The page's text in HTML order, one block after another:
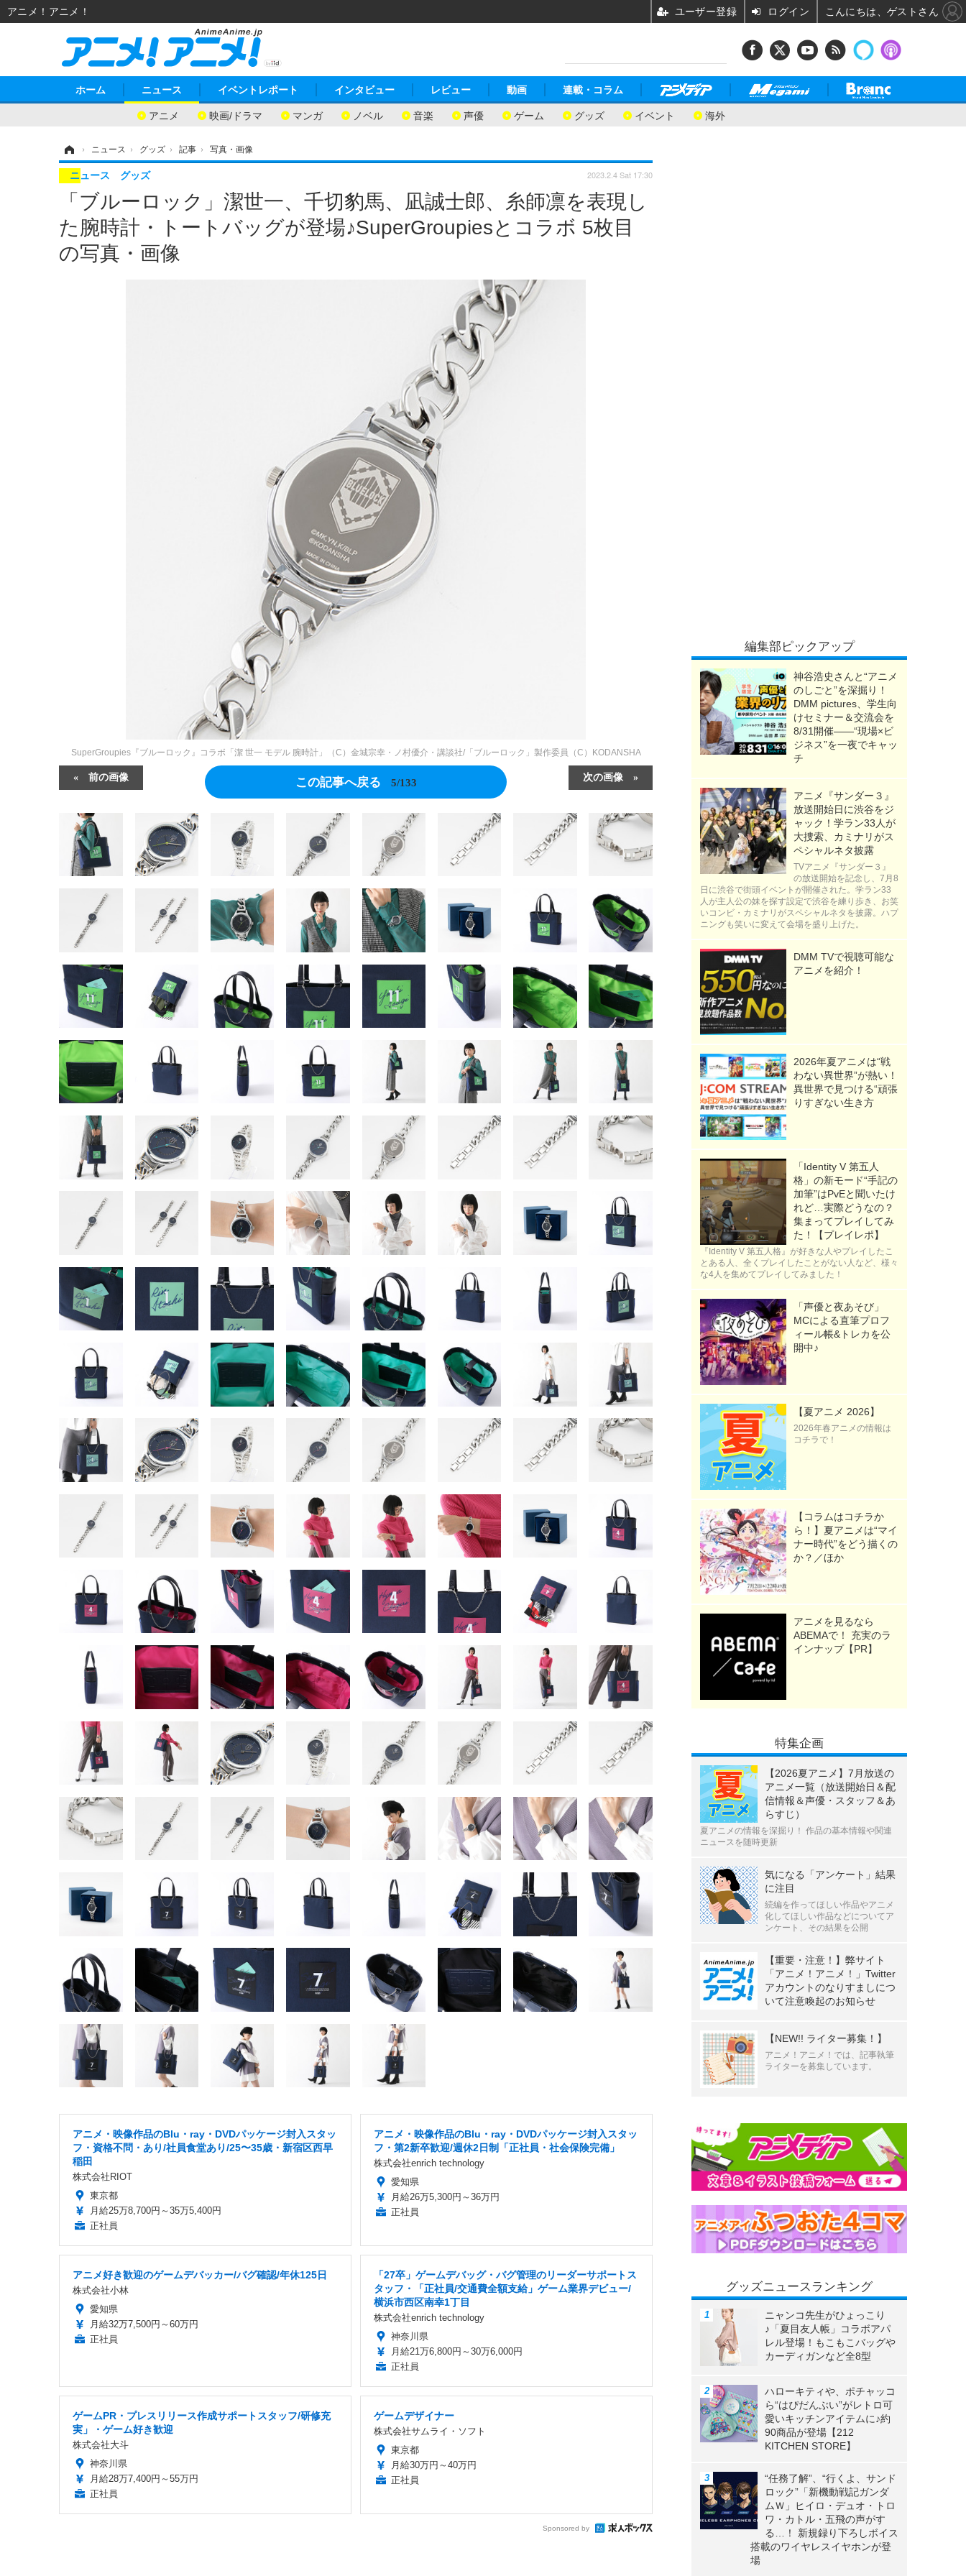
ホーム ニュース
アニメ 映画/ドラマ マンガ ノベル 音楽 声優 ゲーム グッズ イベント 海外
イベントレポート インタビュー レビュー 動画 連載・コラム
› ニュース › グッズ › 記事 › 写真・画像
「ブルーロック」潔世一、千切豹馬、凪誠士郎、糸師凛を表現し
た腕時計・トートバッグが登場♪SuperGroupiesとコラボ 5枚目
の写真・画像
ニュース グッズ 2023.2.4 Sat 17:30
SuperGroupies『ブルーロック』コラボ「潔 世一 モデル 腕時計」（C）金城宗幸・ノ村優介・講談社/「ブルーロック」製作委員（C）KODANSHA
前の画像 次の画像
この記事へ戻る 5/133
アニメ・映像作品のBlu・ray・DVDパッケージ封入スタッ
フ・資格不問・あり/社員食堂あり/25〜35歳・新宿区西早
稲田
株式会社RIOT
東京都
月給25万8,700円～35万5,400円
正社員
アニメ・映像作品のBlu・ray・DVDパッケージ封入スタッ
フ・第2新卒歓迎/週休2日制「正社員・社会保険完備」
株式会社enrich technology
愛知県
月給26万5,300円～36万円
正社員
アニメ好き歓迎のゲームデバッカー/バグ確認/年休125日
株式会社小林
愛知県
月給32万7,500円～60万円
正社員
「27卒」ゲームデバッグ・バグ管理のリーダーサポートス
タッフ・「正社員/交通費全額支給」ゲーム業界デビュー/
横浜市西区南幸1丁目
株式会社enrich technology
神奈川県
月給21万6,800円～30万6,000円
正社員
ゲームPR・プレスリリース作成サポートスタッフ/研修充
実」・ゲーム好き歓迎
株式会社大斗
神奈川県
月給28万7,400円～55万円
正社員
ゲームデザイナー
株式会社サムライ・ソフト
東京都
月給30万円～40万円
正社員
Sponsored by
編集部ピックアップ
神谷浩史さんと“アニメ
のしごと”を深掘り！
DMM pictures、学生向
けセミナー＆交流会を
8/31開催――“現場×ビ
ジネス”を一夜でキャッ
チ
アニメ『サンダー３』
放送開始日に渋谷をジ
ャック！学ラン33人が
大捜索、カミナリがス
ペシャルネタ披露
TVアニメ『サンダー３』
の放送開始を記念し、7月8
日に渋谷で街頭イベントが開催された。学ラン33
人が主人公の妹を探す設定で渋谷を練り歩き、お笑
いコンビ・カミナリがスペシャルネタを披露。ハプ
ニングも笑いに変えて会場を盛り上げた。
DMM TVで視聴可能な
アニメを紹介！
2026年夏アニメは“戦
わない異世界”が熱い！
異世界で見つける“頑張
りすぎない生き方
「Identity V 第五人
格」の新モード“手記の
加筆”はPvEと聞いたけ
れど…実際どうなの？
集まってプレイしてみ
た！【プレイレポ】
『Identity V 第五人格』が好きな人やプレイしたこ
とある人、全くプレイしたことがない人など、様々
な4人を集めてプレイしてみました！
「声優と夜あそび」
MCによる直筆プロフ
ィール帳&トレカを公
開中♪
【夏アニメ 2026】
2026年春アニメの情報は
コチラで！
【コラムはコチラか
ら！】夏アニメは“マイ
ナー時代”をどう描くの
か？／ほか
アニメを見るなら
ABEMAで！ 充実のラ
インナップ【PR】
特集企画
【2026夏アニメ】7月放送の
アニメ一覧（放送開始日＆配
信情報＆声優・スタッフ＆あ
らすじ）
夏アニメの情報を深掘り！ 作品の基本情報や関連
ニュースを随時更新
気になる「アンケート」結果
に注目
続編を作ってほしい作品やアニメ
化してほしい作品などについてア
ンケート、その結果を公開
【重要・注意！】弊サイト
「アニメ！アニメ！」Twitter
アカウントのなりすましにつ
いて注意喚起のお知らせ
【NEW!! ライター募集！】
アニメ！アニメ！では、記事執筆
ライターを募集しています。
グッズニュースランキング
ニャンコ先生がひょっこり
♪「夏目友人帳」コラボアパ
レル登場！もこもこバッグや
カーディガンなど全8型
ハローキティや、ポチャッコ
ら“はぴだんぶい”がレトロ可
愛いキッチンアイテムに♪約
90商品が登場【212
KITCHEN STORE】
“任務了解”、“行くよ、サンド
ロック”「新機動戦記ガンダ
ムＷ」ヒイロ・デュオ・トロ
ワ・カトル・五飛の声がす
る…！ 新規録り下ろしボイス
搭載のワイヤレスイヤホンが登
場
アニメ！アニメ！ ユーザー登録 ログイン こんにちは、ゲストさん